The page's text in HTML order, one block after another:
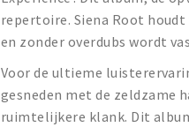
repertoire. Siena Root
en zonder overdubs wordt
Voor de ultieme
gesneden met de zeldzame
ruimtelijkere klank. Dit